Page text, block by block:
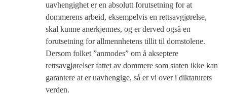
uavhengighet er en absolutt forutsetning for at
dommerens arbeid, eksempelvis en rettsavgjørelse,
skal kunne anerkjennes, og er derved også en
forutsetning for allmennhetens tillit til domstolene.
Dersom folket ”anmodes” om å akseptere
rettsavgjørelser fattet av dommere som staten ikke kan
garantere at er uavhengige, så er vi over i diktaturets
verden.